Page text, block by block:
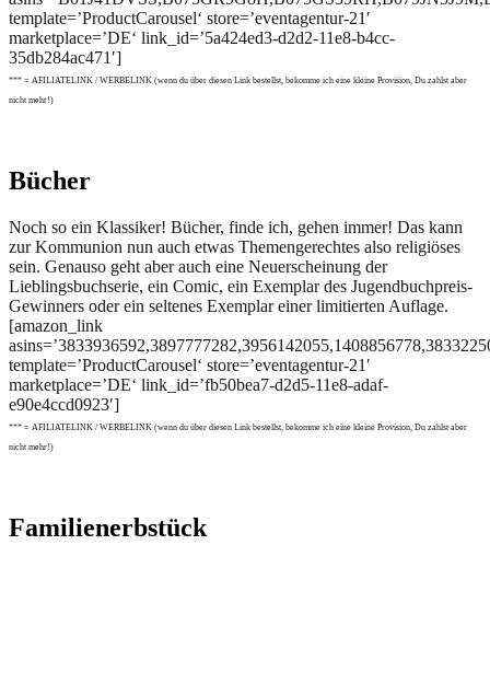
template=’ProductCarousel‘ store=’eventagentur-21′
marketplace=’DE‘ link_id=’5a424ed3-d2d2-11e8-b4cc-
35db284ac471′]
*** = AFILIATELINK / WERBELINK (wenn du über diesen Link bestellst, bekomme ich eine kleine Provision, Du zahlst aber
nicht mehr!)
Bücher
Noch so ein Klassiker! Bücher, finde ich, gehen immer! Das kann
zur Kommunion nun auch etwas Themengerechtes also religiöses
sein. Genauso geht aber auch eine Neuerscheinung der
Lieblingsbuchserie, ein Comic, ein Exemplar des Jugendbuchpreis-
Gewinners oder ein seltenes Exemplar einer limitierten Auflage.
[amazon_link
template=’ProductCarousel‘ store=’eventagentur-21′
marketplace=’DE‘ link_id=’fb50bea7-d2d5-11e8-adaf-
e90e4ccd0923′]
*** = AFILIATELINK / WERBELINK (wenn du über diesen Link bestellst, bekomme ich eine kleine Provision, Du zahlst aber
nicht mehr!)
Familienerbstück